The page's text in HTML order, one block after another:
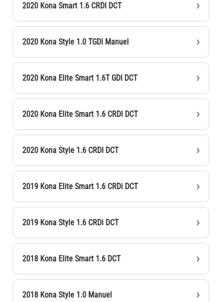
2020 Kona Smart 1.6 CRDI DCT
2020 Kona Style 1.0 TGDI Manuel
2020 Kona Elite Smart 1.6T GDI DCT
2020 Kona Elite Smart 1.6 CRDI DCT
2020 Kona Style 1.6 CRDI DCT
2019 Kona Elite Smart 1.6 CRDi DCT
2019 Kona Style 1.6 CRDi DCT
2018 Kona Elite Smart 1.6 DCT
2018 Kona Style 1.0 Manuel